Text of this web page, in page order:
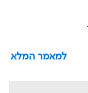
למאמר המלא